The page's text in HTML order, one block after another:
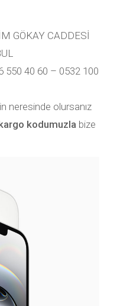
GÖKAY CADDESİ
550 40 60 – 0532 100
neresinde olursanız
kodumuzla bize